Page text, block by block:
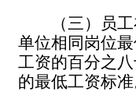
（三）员
单位相同岗位
工资的百分之
的最低工资标准